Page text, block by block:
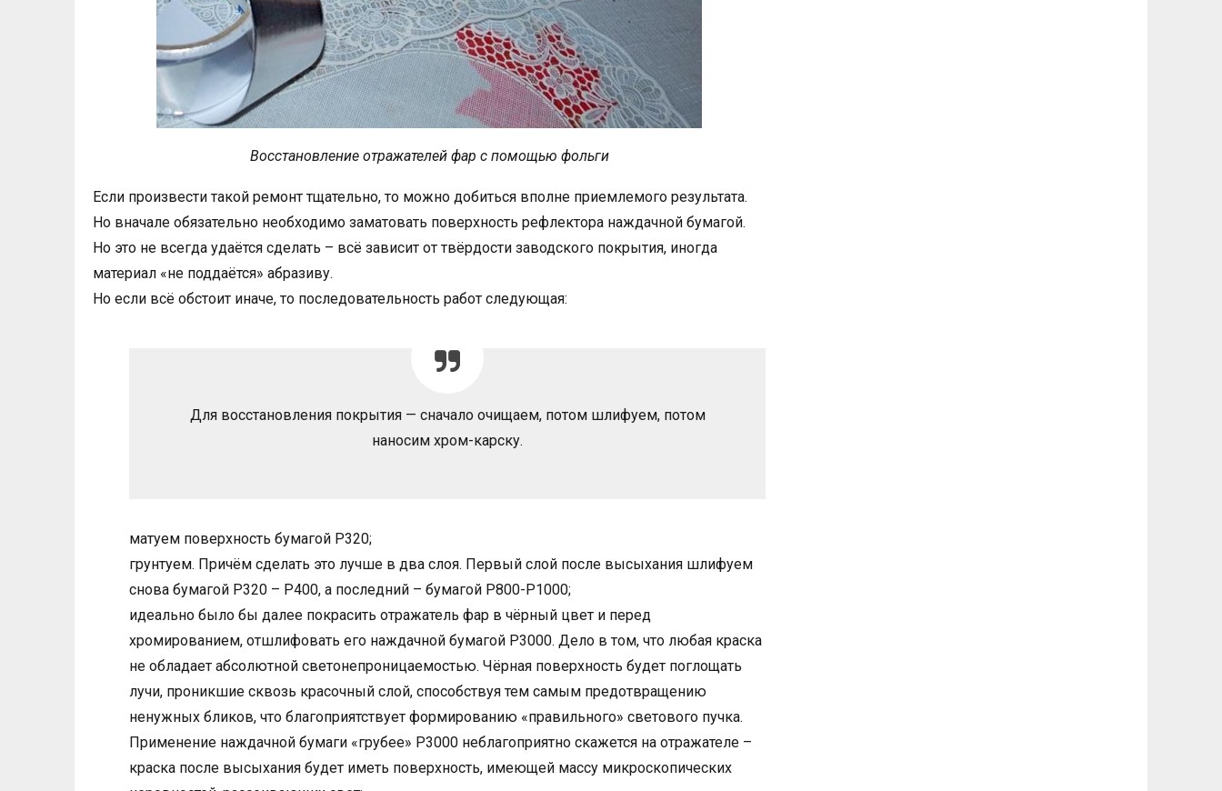
Восстановление отражателей фар с помощью фольги
Если произвести такой ремонт тщательно, то можно добиться вполне приемлемого результата.
Но вначале обязательно необходимо заматовать поверхность рефлектора наждачной бумагой.
Но это не всегда удаётся сделать – всё зависит от твёрдости заводского покрытия, иногда
материал «не поддаётся» абразиву.
Но если всё обстоит иначе, то последовательность работ следующая:
Для восстановления покрытия — сначало очищаем, потом шлифуем, потом
наносим хром-карску.
матуем поверхность бумагой Р320;
грунтуем. Причём сделать это лучше в два слоя. Первый слой после высыхания шлифуем
снова бумагой Р320 – Р400, а последний – бумагой Р800-Р1000;
идеально было бы далее покрасить отражатель фар в чёрный цвет и перед
хромированием, отшлифовать его наждачной бумагой Р3000. Дело в том, что любая краска
не обладает абсолютной светонепроницаемостью. Чёрная поверхность будет поглощать
лучи, проникшие сквозь красочный слой, способствуя тем самым предотвращению
ненужных бликов, что благоприятствует формированию «правильного» светового пучка.
Применение наждачной бумаги «грубее» Р3000 неблагоприятно скажется на отражателе –
краска после высыхания будет иметь поверхность, имеющей массу микроскопических